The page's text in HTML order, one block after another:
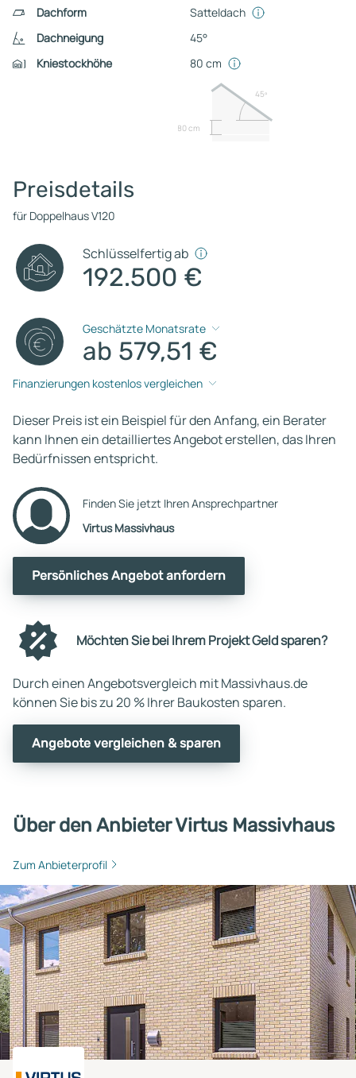
Dachform
Satteldach
Dachneigung
45°
Kniestockhöhe
80 cm
80 cm
45º
Preisdetails
für Doppelhaus V120
Schlüsselfertig ab
192.500 €
Geschätzte Monatsrate
ab 579,51 €
Finanzierungen kostenlos vergleichen
Dieser Preis ist ein Beispiel für den Anfang, ein Berater
kann Ihnen ein detailliertes Angebot erstellen, das Ihren
Bedürfnissen entspricht.
Finden Sie jetzt Ihren Ansprechpartner
Virtus Massivhaus
Persönliches Angebot anfordern
Möchten Sie bei Ihrem Projekt Geld sparen?
Durch einen Angebotsvergleich mit Massivhaus.de
können Sie bis zu 20 % Ihrer Baukosten sparen.
Angebote vergleichen & sparen
Über den Anbieter Virtus Massivhaus
Zum Anbieterprofil